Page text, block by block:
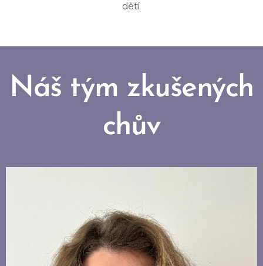
dětí.
Náš tým zkušených
chův